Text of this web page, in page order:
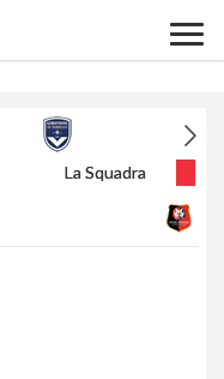
La Squadra